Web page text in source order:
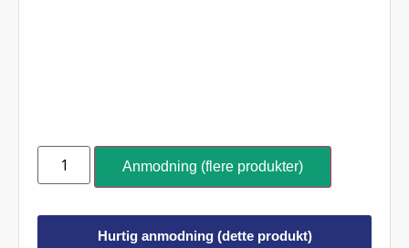
Anmodning (flere produkter)
Hurtig anmodning (dette produkt)